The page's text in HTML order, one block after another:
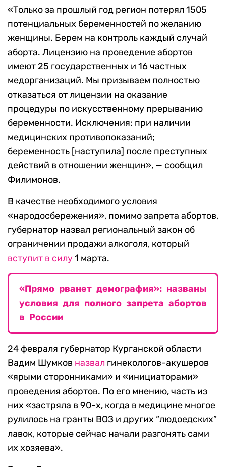
«Только за прошлый год регион потерял 1505
потенциальных беременностей по желанию
женщины. Берем на контроль каждый случай
аборта. Лицензию на проведение абортов
имеют 25 государственных и 16 частных
медорганизаций. Мы призываем полностью
отказаться от лицензии на оказание
процедуры по искусственному прерыванию
беременности. Исключения: при наличии
медицинских противопоказаний;
беременность [наступила] после преступных
действий в отношении женщин», — сообщил
Филимонов.
В качестве необходимого условия
«народосбережения», помимо запрета абортов,
губернатор назвал региональный закон об
ограничении продажи алкоголя, который
вступит в силу1 марта.
«Прямо рванет демография»: названы
условия для полного запрета абортов
в России
24 февраля губернатор Курганской области
Вадим Шумков назвал гинекологов-акушеров
«ярыми сторонниками» и «инициаторами»
проведения абортов. По его мнению, часть из
них «застряла в 90-х, когда в медицине многое
рулилось на гранты ВОЗ и других “людоедских”
лавок, которые сейчас начали разгонять сами
их хозяева».